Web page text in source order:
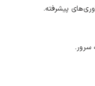
پیشرفته.
سرور.